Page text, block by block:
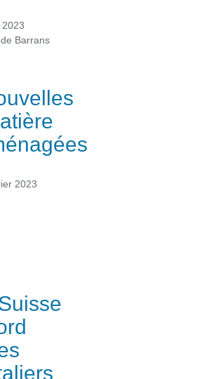
Barrans
2023